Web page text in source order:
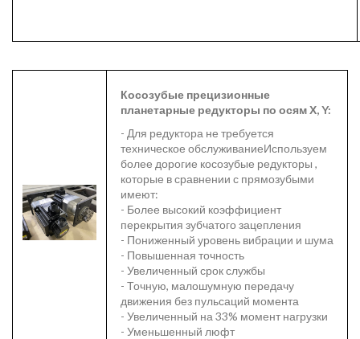
Косозубые прецизионные
планетарные редукторы по осям Х, Y:
- Для редуктора не требуется
техническое обслуживаниеИспользуем
более дорогие косозубые редукторы ,
которые в сравнении с прямозубыми
имеют:
- Более высокий коэффициент
перекрытия зубчатого зацепления
- Пониженный уровень вибрации и шума
- Повышенная точность
- Увеличенный срок службы
- Точную, малошумную передачу
движения без пульсаций момента
- Увеличенный на 33% момент нагрузки
- Уменьшенный люфт